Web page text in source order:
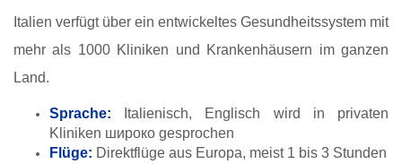
Italien verfügt über ein entwickeltes Gesundheitssystem mit
mehr als 1000 Kliniken und Krankenhäusern im ganzen
Land.
Sprache:
Italienisch, Englisch wird in privaten
Kliniken широко gesprochen
Flüge: Direktflüge aus Europa, meist 1 bis 3 Stunden